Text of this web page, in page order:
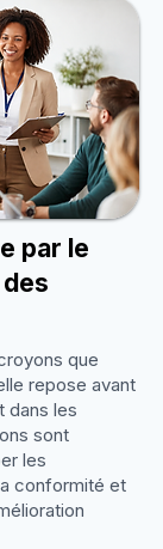
par le
que
repose avant
dans les
sont
les
conformité et